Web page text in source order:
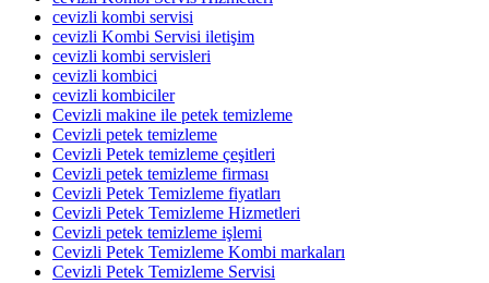
cevizli kombi servisi
cevizli Kombi Servisi iletişim
cevizli kombi servisleri
cevizli kombici
cevizli kombiciler
Cevizli makine ile petek temizleme
Cevizli petek temizleme
Cevizli Petek temizleme çeşitleri
Cevizli petek temizleme firması
Cevizli Petek Temizleme fiyatları
Cevizli Petek Temizleme Hizmetleri
Cevizli petek temizleme işlemi
Cevizli Petek Temizleme Kombi markaları
Cevizli Petek Temizleme Servisi